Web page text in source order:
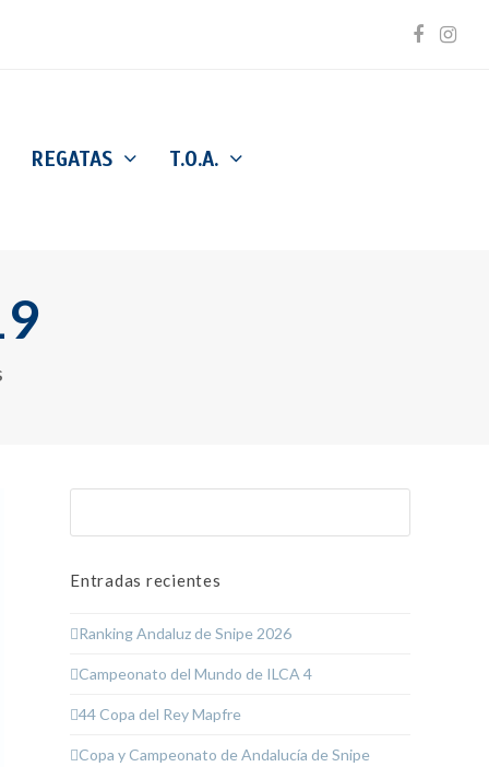
REGATAS T.O.A.
Entradas recientes
Ranking Andaluz de Snipe 2026
Campeonato del Mundo de ILCA 4
44 Copa del Rey Mapfre
Copa y Campeonato de Andalucía de Snipe